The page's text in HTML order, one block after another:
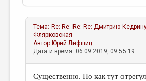
Тема: Re: Re: Re: Re: Дмитрию
Флярковская
Автор Юрий Лифшиц
Дата и время: 06.09.2019, 09:55:19
Существенно. Но как тут